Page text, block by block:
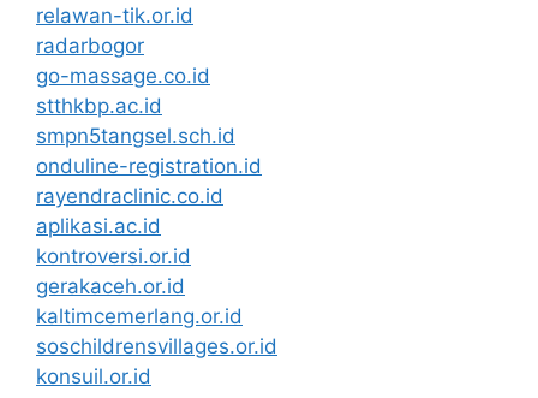
relawan-tik.or.id
radarbogor
go-massage.co.id
stthkbp.ac.id
smpn5tangsel.sch.id
onduline-registration.id
rayendraclinic.co.id
aplikasi.ac.id
kontroversi.or.id
gerakaceh.or.id
kaltimcemerlang.or.id
soschildrensvillages.or.id
konsuil.or.id